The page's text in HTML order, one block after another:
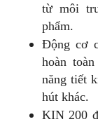
từ môi
phẩm.
Động cơ
hoàn
năng tiết
hút khác.
KIN 200